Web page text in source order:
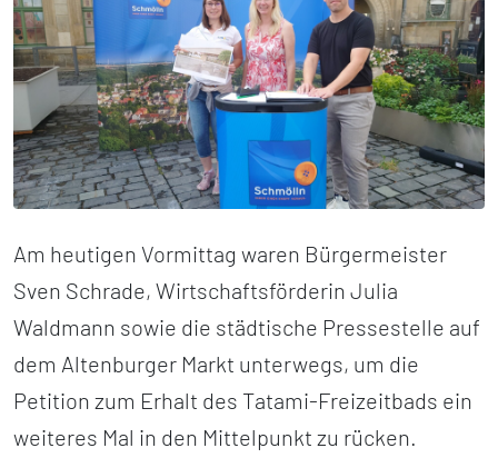
Am heutigen Vormittag waren Bürgermeister
Sven Schrade, Wirtschaftsförderin Julia
Waldmann sowie die städtische Pressestelle auf
dem Altenburger Markt unterwegs, um die
Petition zum Erhalt des Tatami-Freizeitbads ein
weiteres Mal in den Mittelpunkt zu rücken.